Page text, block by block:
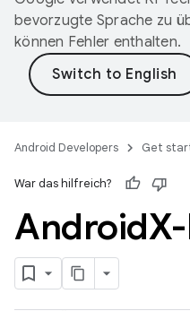
bevorzugte Sprache zu
können Fehler enthalten.
Android Developers Get
War das hilfreich?
Android